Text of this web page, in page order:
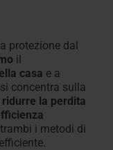
protezione dal
il
casa e a
concentra sulla
ridurre la perdita
i metodi di
.